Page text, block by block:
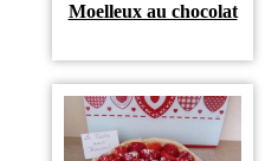
Moelleux au chocolat